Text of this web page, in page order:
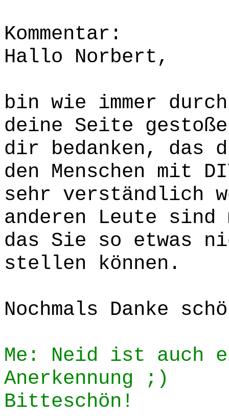
Kommentar:
Hallo Norbert,
bin wie immer
deine Seite
dir bedanken, das
den Menschen mit
sehr verständlich
anderen Leute
das Sie so etwas
stellen können.
Nochmals Danke
Me: Neid ist auch
Anerkennung ;)
Bitteschön!